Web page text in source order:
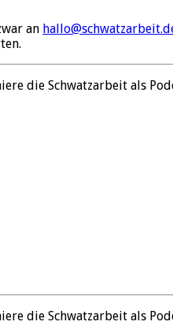
an
die Schwatzarbeit als
die Schwatzarbeit als